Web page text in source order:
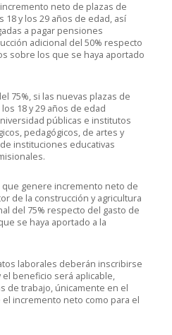
neto de plazas de
y los 29 años de edad, así
a pagar pensiones
adicional del 50% respecto
sobre los que se haya aportado
75%, si las nuevas plazas de
18 y 29 años de edad
públicas e institutos
pedagógicos, de artes y
instituciones educativas
genere incremento neto de
de la construcción y agricultura
del 75% respecto del gasto de
se haya aportado a la
laborales deberán inscribirse
beneficio será aplicable,
de trabajo, únicamente en el
incremento neto como para el